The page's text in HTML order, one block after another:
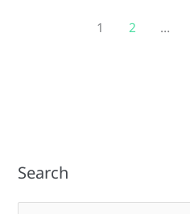
1 2 …
Search